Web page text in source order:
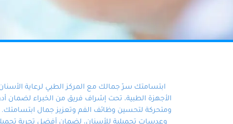
ابتسامتك سرّ جمالك مع المركز الطبي لرعاية
الأجهزة الطبية، تحت إشراف فريق من الخبراء لضمان
ومتحركة لتحسين وظائف الفم وتعزيز جمال ابتسامتك.